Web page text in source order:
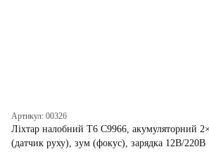
Артикул: 00326
Ліхтар налобний T6 C9966, акумуляторний
(датчик руху), зум (фокус), зарядка 12В/220В